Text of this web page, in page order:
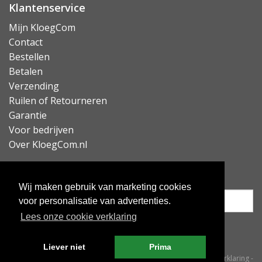
Wij maken gebruik van marketing cookies
voor personalisatie van advertenties.
Lees onze cookie verklaring
Liever niet Prima
Klantenservice
Mijn KloegCom
Contact
Bestellen
Betalen
Verzending
Ruilen of Retourneren
Garantie
Voor bedrijven
Over KloegCom.nl
Algemene voorwaarden-Cookieverklaring-